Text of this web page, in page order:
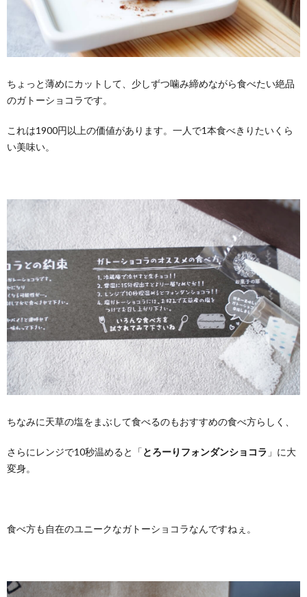
ちょっと薄めにカットして、少しずつ噛み締めながら食べたい絶品
のガトーショコラです。
これは1900円以上の価値があります。一人で1本食べきりたいくら
い美味い。
ちなみに天草の塩をまぶして食べるのもおすすめの食べ方らしく、
さらにレンジで10秒温めると「とろーりフォンダンショコラ 」に大
変身。
食べ方も自在のユニークなガトーショコラなんですねぇ。